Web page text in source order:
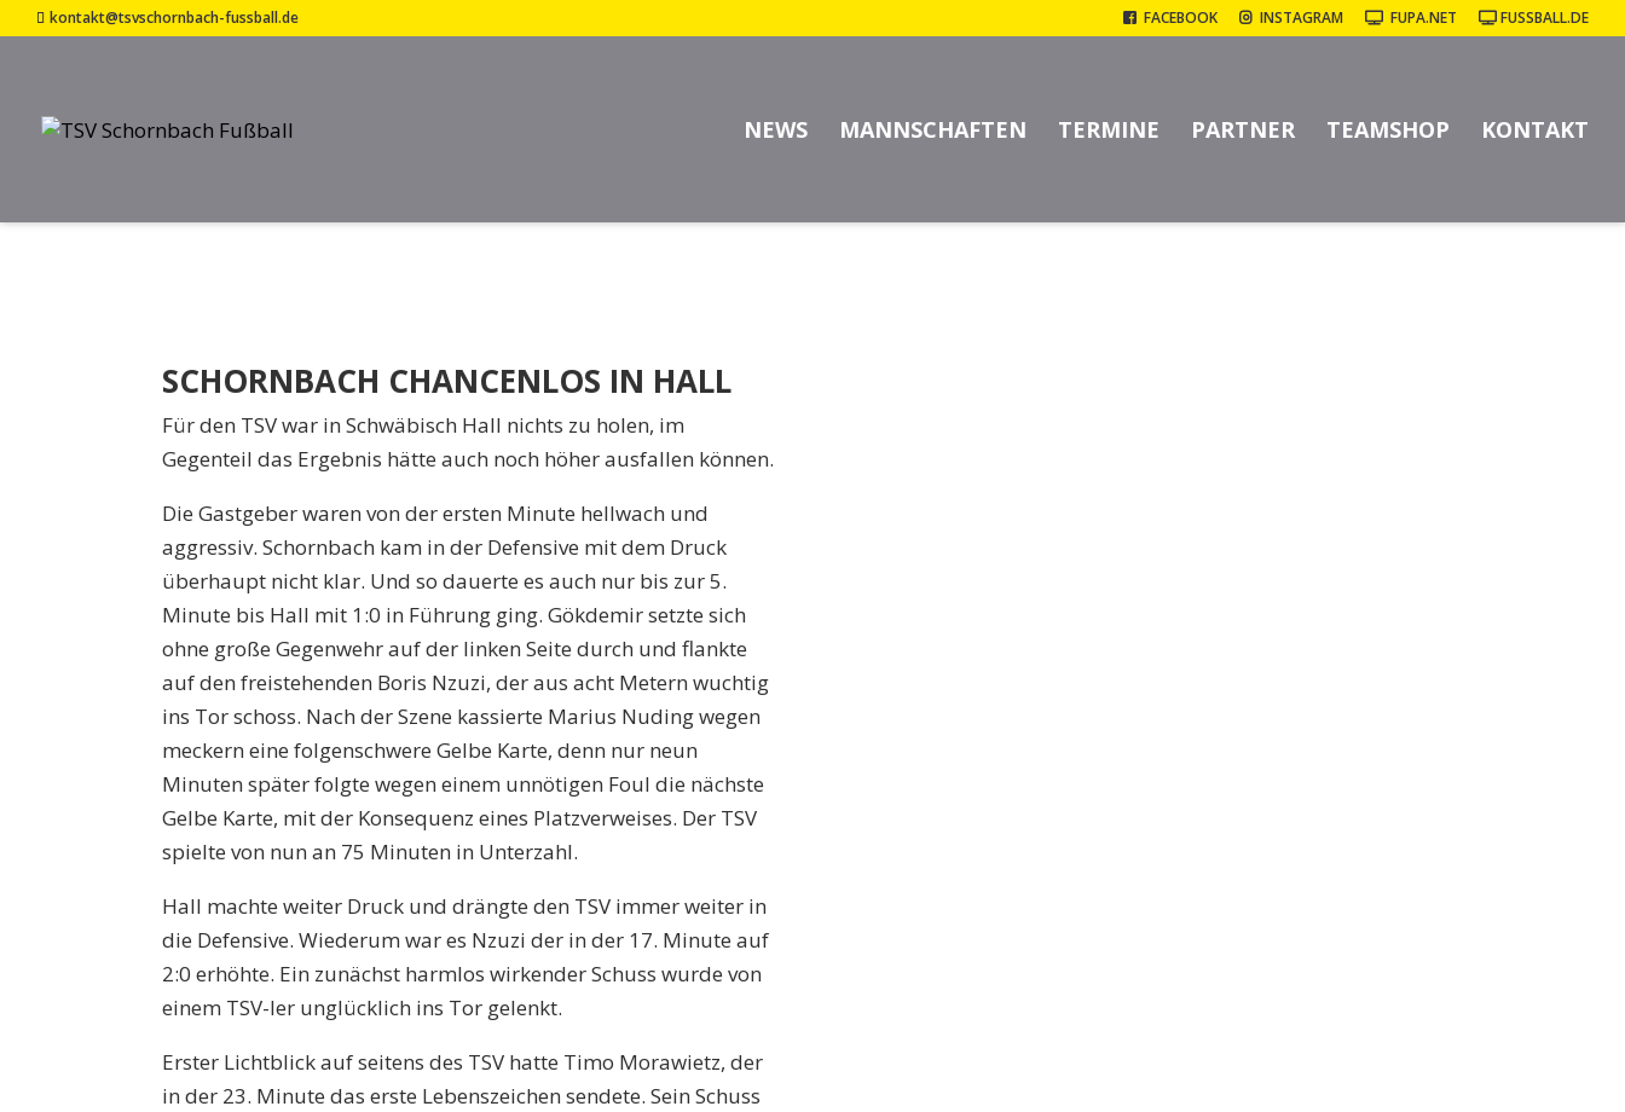
kontakt@tsvschornbach-fussball.de FACEBOOK INSTAGRAM FUPA.NET FUSSBALL.DE
NEWS MANNSCHAFTEN TERMINE PARTNER TEAMSHOP KONTAKT
SPFR SCHWÄBISCH HALL – TSV SCHORNBACH 3:0 (2:0)
SCHORNBACH CHANCENLOS IN HALL
Für den TSV war in Schwäbisch Hall nichts zu holen, im
Gegenteil das Ergebnis hätte auch noch höher ausfallen können.
Die Gastgeber waren von der ersten Minute hellwach und
aggressiv. Schornbach kam in der Defensive mit dem Druck
überhaupt nicht klar. Und so dauerte es auch nur bis zur 5.
Minute bis Hall mit 1:0 in Führung ging. Gökdemir setzte sich
ohne große Gegenwehr auf der linken Seite durch und flankte
auf den freistehenden Boris Nzuzi, der aus acht Metern wuchtig
ins Tor schoss. Nach der Szene kassierte Marius Nuding wegen
meckern eine folgenschwere Gelbe Karte, denn nur neun
Minuten später folgte wegen einem unnötigen Foul die nächste
Gelbe Karte, mit der Konsequenz eines Platzverweises. Der TSV
spielte von nun an 75 Minuten in Unterzahl.
Hall machte weiter Druck und drängte den TSV immer weiter in
die Defensive. Wiederum war es Nzuzi der in der 17. Minute auf
2:0 erhöhte. Ein zunächst harmlos wirkender Schuss wurde von
einem TSV-ler unglücklich ins Tor gelenkt.
Erster Lichtblick auf seitens des TSV hatte Timo Morawietz, der
in der 23. Minute das erste Lebenszeichen sendete. Sein Schuss